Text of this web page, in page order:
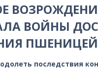
ВОЙНЫ
ПШЕНИЦЕЙ
последствия